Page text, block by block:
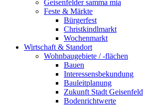
Geisenfelder samma mia
Feste & Märkte
Bürgerfest
Christkindlmarkt
Wochenmarkt
Wirtschaft & Standort
Wohnbaugebiete / -flächen
Bauen
Interessensbekundung
Bauleitplanung
Zukunft Stadt Geisenfeld
Bodenrichtwerte